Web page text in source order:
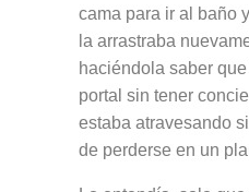
cama para ir al baño
la arrastraba
haciéndola saber
portal sin tener
estaba atravesando
de perderse en un